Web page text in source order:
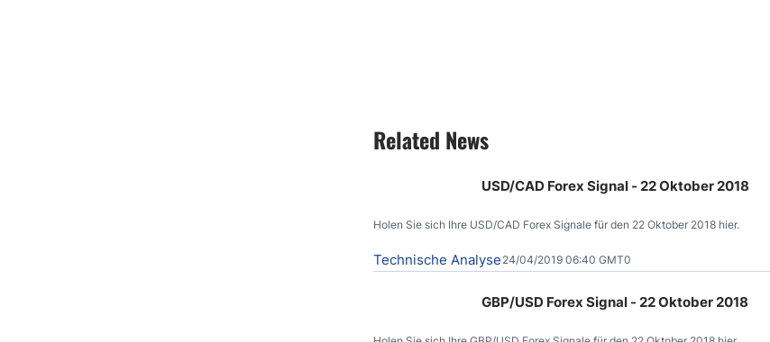
Related News
USD/CAD Forex Signal - 22 Oktober 2018
Holen Sie sich Ihre USD/CAD Forex Signale für den 22 Oktober 2018 hier.
Technische Analyse 24/04/2019 06:40 GMT0
GBP/USD Forex Signal - 22 Oktober 2018